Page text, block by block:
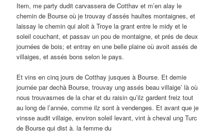
Item, me party dudit carvassera de Cotthav et m’en alay le
chemin de Bourse où je trouvay d’assés haultes montaignes, et
laissay le chemin qui aloit à Troye la grant entre le midy et le
soleil couchant, et passav un pou de montaigne, et prés de deux
journées de bois; et entray en une belle plaine où avoit assés de
villaiges, et assés bons selon le pays.
Et vins en cinq jours de Cotthay jusques à Bourse. Et demie
journée par dechà Bourse, trouvay ung assés beau villaige’ là où
nous trouvasmes de la char et du raisin qu’ilz gardent freiz tout
au long de l’année, comme ilz sont à vendenges. Et avant que je
vinsse audit villaige, environ soleil levant, vint à cheval ung Turc
de Bourse qui dist à. la femme du